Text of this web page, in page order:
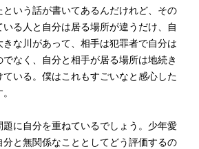
いう話が書いてあるんだけれど、その
る人と自分は居る場所が違うだけ、自
な川があって、相手は犯罪者で自分は
なく、自分と相手が居る場所は地続き
いる。僕はこれもすごいなと感心した
に自分を重ねているでしょう。少年愛
と無関係なこととしてどう評価するの